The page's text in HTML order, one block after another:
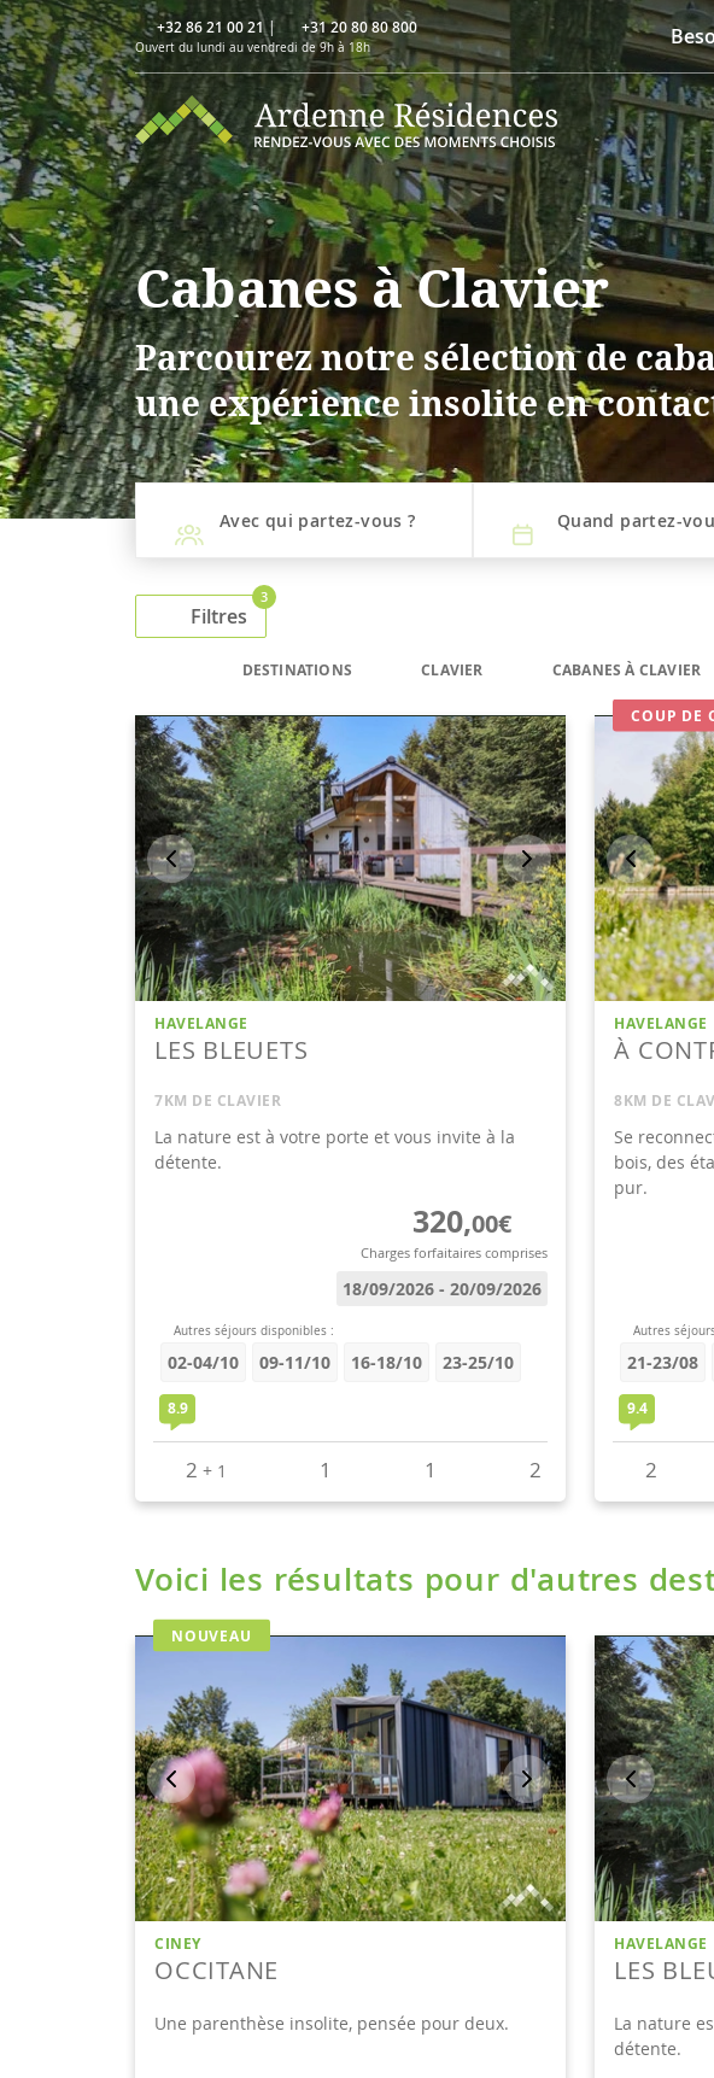
+32 86 21 00 21| +31 20 80 80 800
Ouvert du lundi au vendredi de 9h à 18h
Cabanes à Clavier
Parcourez notre sélection de
une expérience insolite en
Avec qui partez-vous ? Quand partez-
Filtres
3
DESTINATIONS CLAVIER CABANES À CLAVIER
Voici les résultats pour d'autres